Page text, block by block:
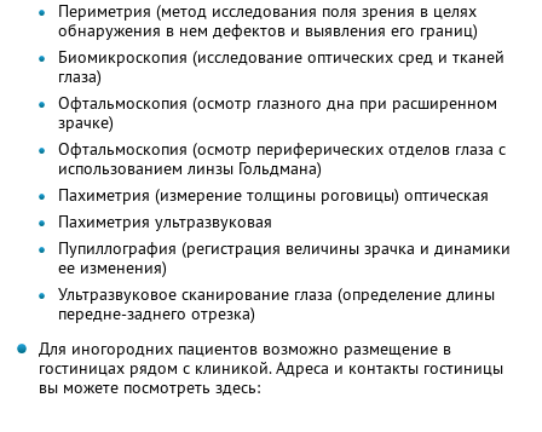
Периметрия (метод исследования поля зрения в целях
обнаружения в нем дефектов и выявления его границ)
Биомикроскопия (исследование оптических сред и тканей
глаза)
Офтальмоскопия (осмотр глазного дна при расширенном
зрачке)
Офтальмоскопия (осмотр периферических отделов глаза с
использованием линзы Гольдмана)
Пахиметрия (измерение толщины роговицы) оптическая
Пахиметрия ультразвуковая
Пупиллография (регистрация величины зрачка и динамики
ее изменения)
Ультразвуковое сканирование глаза (определение длины
передне-заднего отрезка)
Для иногородних пациентов возможно размещение в
гостиницах рядом с клиникой. Адреса и контакты гостиницы
вы можете посмотреть здесь: